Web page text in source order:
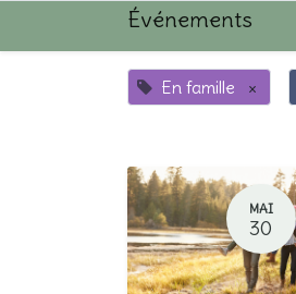
Événements
En famille ×
MAI
30